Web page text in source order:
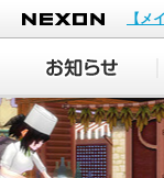
NEXON
【メ